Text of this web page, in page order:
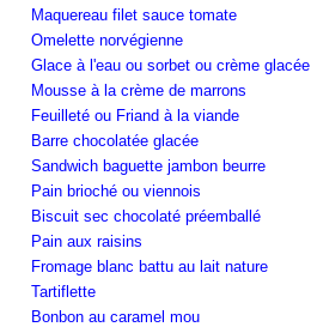
Maquereau filet sauce tomate
Omelette norvégienne
Glace à l'eau ou sorbet ou crème glacée
Mousse à la crème de marrons
Feuilleté ou Friand à la viande
Barre chocolatée glacée
Sandwich baguette jambon beurre
Pain brioché ou viennois
Biscuit sec chocolaté préemballé
Pain aux raisins
Fromage blanc battu au lait nature
Tartiflette
Bonbon au caramel mou